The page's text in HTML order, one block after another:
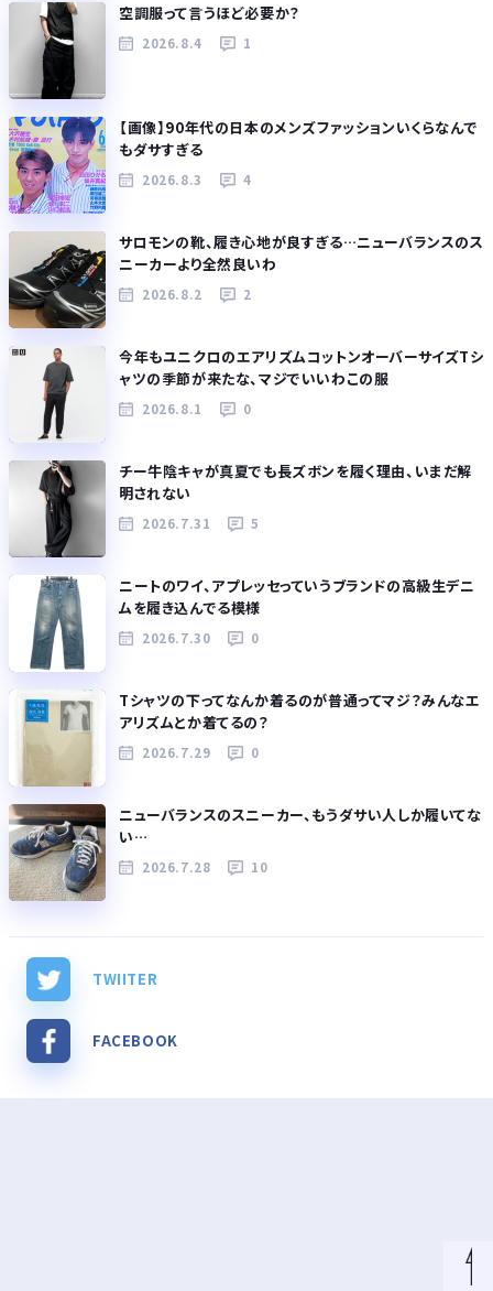
空調服って言うほど必要か？
2026.8.4 1
【画像】90年代の日本のメンズファッションいくらなんで
もダサすぎる
2026.8.3 4
サロモンの靴、履き心地が良すぎる…ニューバランスのス
ニーカーより全然良いわ
2026.8.2 2
今年もユニクロのエアリズムコットンオーバーサイズTシ
ャツの季節が来たな、マジでいいわこの服
2026.8.1 0
チー牛陰キャが真夏でも長ズボンを履く理由、いまだ解
明されない
2026.7.31 5
ニートのワイ、アプレッセっていうブランドの高級生デニ
ムを履き込んでる模様
2026.7.30 0
Tシャツの下ってなんか着るのが普通ってマジ？みんなエ
アリズムとか着てるの？
2026.7.29 0
ニューバランスのスニーカー、もうダサい人しか履いてな
い…
2026.7.28 10
TWIITER
FACEBOOK